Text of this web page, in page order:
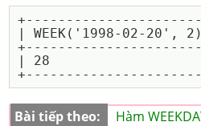
| WEEK('1998-02-
| 28
Bài tiếp theo: Hàm